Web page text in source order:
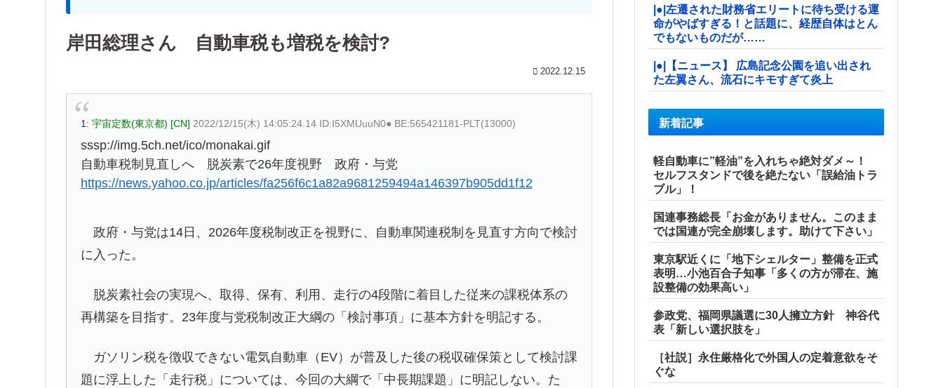
岸田総理さん 自動車税も増税を検討?
2022.12.15
1: 宇宙定数(東京都) [CN] 2022/12/15(木) 14:05:24.14 ID:I5XMUuuN0● BE:565421181-PLT(13000)
sssp://img.5ch.net/ico/monakai.gif
自動車税制見直しへ 脱炭素で26年度視野 政府・与党
https://news.yahoo.co.jp/articles/fa256f6c1a82a9681259494a146397b905dd1f12
政府・与党は14日、2026年度税制改正を視野に、自動車関連税制を見直す方向で検討
に入った。
脱炭素社会の実現へ、取得、保有、利用、走行の4段階に着目した従来の課税体系の
再構築を目指す。23年度与党税制改正大綱の「検討事項」に基本方針を明記する。
ガソリン税を徴収できない電気自動車（EV）が普及した後の税収確保策として検討課
題に浮上した「走行税」については、今回の大綱で「中長期課題」に明記しない。た
|●|左遷された財務省エリートに待ち受ける運
命がやばすぎる！と話題に、経歴自体はとん
でもないものだが……
|●|【ニュース】 広島記念公園を追い出され
た左翼さん、流石にキモすぎて炎上
新着記事
軽自動車に”軽油”を入れちゃ絶対ダメ～！
セルフスタンドで後を絶たない「誤給油トラ
ブル」！
国連事務総長「お金がありません。このまま
では国連が完全崩壊します。助けて下さい」
東京駅近くに「地下シェルター」整備を正式
表明…小池百合子知事「多くの方が滞在、施
設整備の効果高い」
参政党、福岡県議選に30人擁立方針 神谷代
表「新しい選択肢を」
［社説］永住厳格化で外国人の定着意欲をそ
ぐな